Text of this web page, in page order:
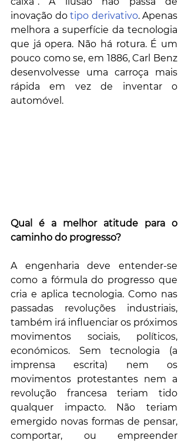
inovação do tipo derivativo. Apenas
melhora a superfície da tecnologia
que já opera. Não há rotura. É um
pouco como se, em 1886, Carl Benz
desenvolvesse uma carroça mais
rápida em vez de inventar o
automóvel.
Qual é a melhor atitude para o
caminho do progresso?
A engenharia deve entender-se
como a fórmula do progresso que
cria e aplica tecnologia. Como nas
passadas revoluções industriais,
também irá influenciar os próximos
movimentos sociais, políticos,
económicos. Sem tecnologia (a
imprensa escrita) nem os
movimentos protestantes nem a
revolução francesa teriam tido
qualquer impacto. Não teriam
emergido novas formas de pensar,
comportar, ou empreender